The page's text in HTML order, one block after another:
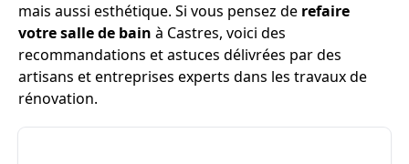
mais aussi esthétique. Si vous pensez de refaire
votre salle de bain à Castres, voici des
recommandations et astuces délivrées par des
artisans et entreprises experts dans les travaux de
rénovation.